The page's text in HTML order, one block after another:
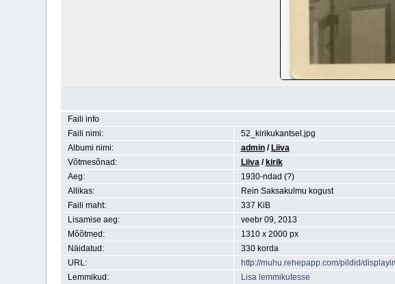
Faili info
Faili nimi:
52_kirikukantsel.jpg
Albumi nimi:
admin/ Liiva
Võtmesõnad:
Liiva/ kirik
Aeg:
1930-ndad (?)
Allikas:
Rein Saksakulmu kogust
Faili maht:
337 KiB
Lisamise aeg:
veebr 09, 2013
Mõõtmed:
1310 x 2000 px
Näidatud:
330 korda
URL:
http://muhu.rehepapp.com/pildid/
Lemmikud:
Lisa lemmikutesse